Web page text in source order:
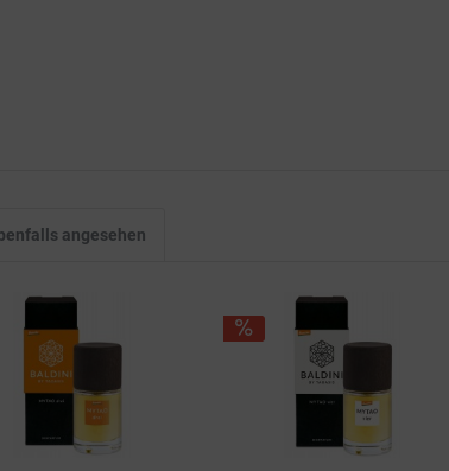
angesehen